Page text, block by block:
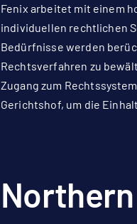
Fenix arbeitet mit einem
individuellen rechtlichen
Bedürfnisse werden
Rechtsverfahren zu
Zugang zum
Gerichtshof, um die